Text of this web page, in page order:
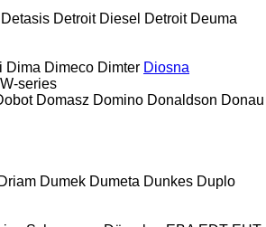
Detasis Detroit Diesel Detroit Deuma
Dima Dimeco Dimter Diosna
W-series
Domasz Domino Donaldson Donau
Driam Dumek Dumeta Dunkes Duplo